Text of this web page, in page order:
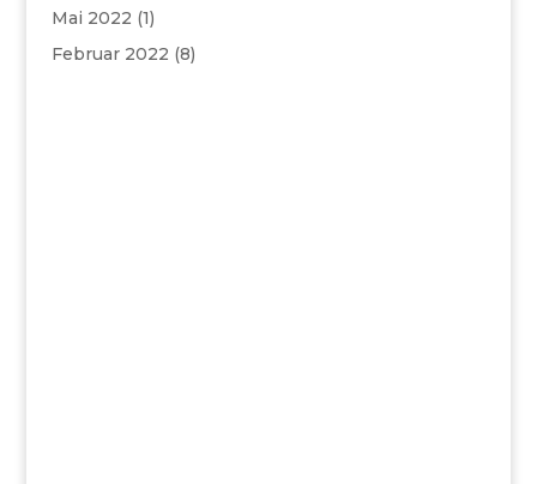
Mai 2022 (1)
Februar 2022 (8)